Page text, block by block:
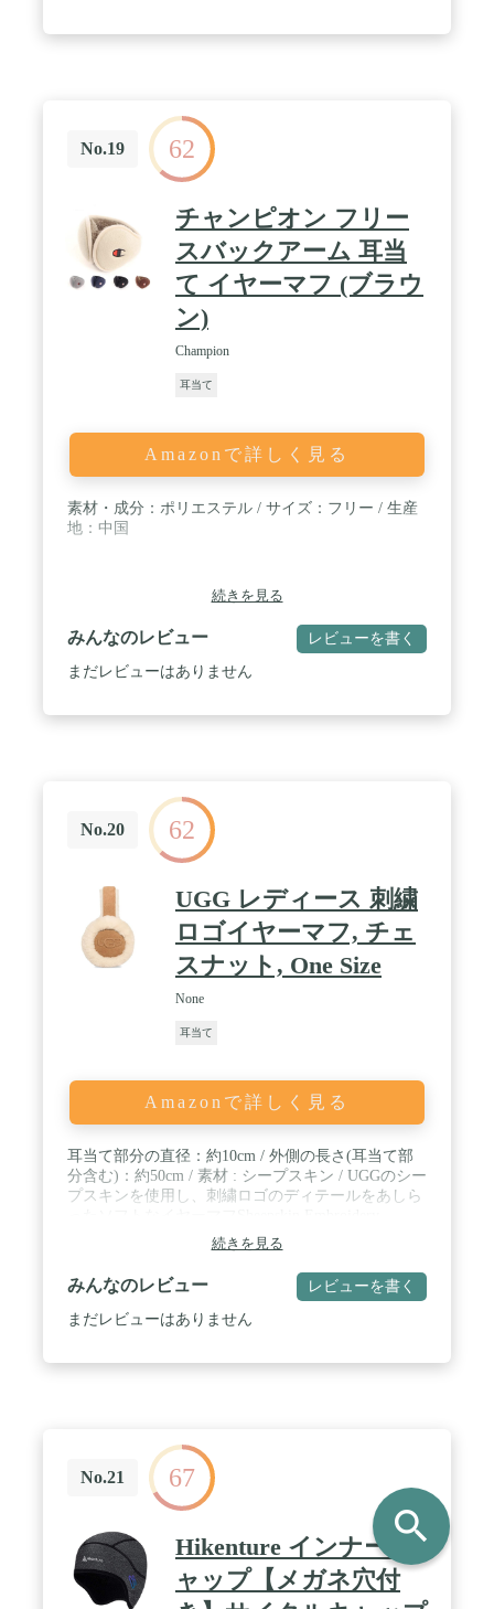
No.19 62
チャンピオン フリー
スバックアーム 耳当
て イヤーマフ (ブラウ
ン)
Champion
耳当て
Amazonで詳しく見る
素材・成分：ポリエステル / サイズ：フリー / 生産
地：中国
続きを見る
みんなのレビュー レビューを書く
まだレビューはありません
No.20 62
UGG レディース 刺繍
ロゴイヤーマフ, チェ
スナット, One Size
None
耳当て
Amazonで詳しく見る
耳当て部分の直径：約10cm / 外側の長さ(耳当て部
分含む)：約50cm / 素材 : シープスキン / UGGのシー
プスキンを使用し、刺繍ロゴのディテールをあしら
Earmuff(シープスキン エンブロイダリー イヤーマ
フ)。 / どんなに寒い日でも、UGGならではのアイ
コニックな心地よさで耳を暖かく包み込みます。 /
天然素材のため、ファーの質感やボリューム等に個
体差がございます。
続きを見る
みんなのレビュー レビューを書く
まだレビューはありません
No.21 67
Hikenture インナーキ
ャップ【メガネ穴付
search